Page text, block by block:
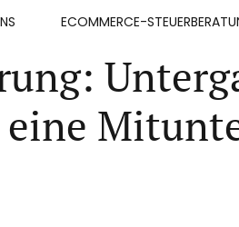
ECOMMERCE-